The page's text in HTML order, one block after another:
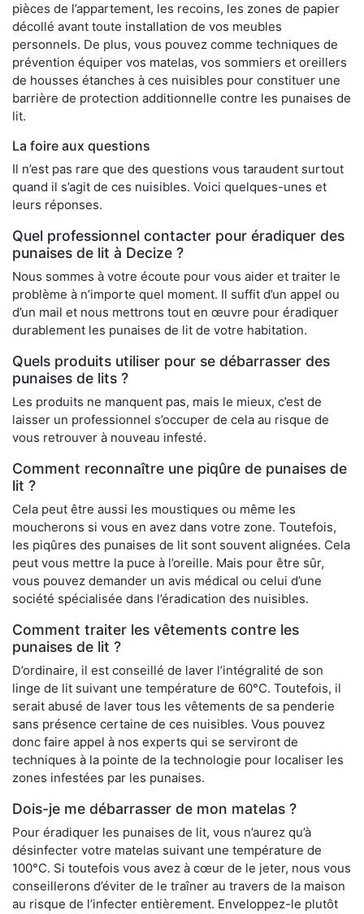
pièces de l’appartement, les recoins, les zones de papier
décollé avant toute installation de vos meubles
personnels. De plus, vous pouvez comme techniques de
prévention équiper vos matelas, vos sommiers et oreillers
de housses étanches à ces nuisibles pour constituer une
barrière de protection additionnelle contre les punaises de
lit.
La foire aux questions
Il n’est pas rare que des questions vous taraudent surtout
quand il s’agit de ces nuisibles. Voici quelques-unes et
leurs réponses.
Quel professionnel contacter pour éradiquer des
punaises de lit à Decize ?
Nous sommes à votre écoute pour vous aider et traiter le
problème à n’importe quel moment. Il suffit d’un appel ou
d’un mail et nous mettrons tout en œuvre pour éradiquer
durablement les punaises de lit de votre habitation.
Quels produits utiliser pour se débarrasser des
punaises de lits ?
Les produits ne manquent pas, mais le mieux, c’est de
laisser un professionnel s’occuper de cela au risque de
vous retrouver à nouveau infesté.
Comment reconnaître une piqûre de punaises de
lit ?
Cela peut être aussi les moustiques ou même les
moucherons si vous en avez dans votre zone. Toutefois,
les piqûres des punaises de lit sont souvent alignées. Cela
peut vous mettre la puce à l’oreille. Mais pour être sûr,
vous pouvez demander un avis médical ou celui d’une
société spécialisée dans l’éradication des nuisibles.
Comment traiter les vêtements contre les
punaises de lit ?
D’ordinaire, il est conseillé de laver l’intégralité de son
linge de lit suivant une température de 60°C. Toutefois, il
serait abusé de laver tous les vêtements de sa penderie
sans présence certaine de ces nuisibles. Vous pouvez
donc faire appel à nos experts qui se serviront de
techniques à la pointe de la technologie pour localiser les
zones infestées par les punaises.
Dois-je me débarrasser de mon matelas ?
Pour éradiquer les punaises de lit, vous n’aurez qu’à
désinfecter votre matelas suivant une température de
100°C. Si toutefois vous avez à cœur de le jeter, nous vous
conseillerons d’éviter de le traîner au travers de la maison
au risque de l’infecter entièrement. Enveloppez-le plutôt